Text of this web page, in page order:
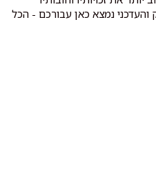
נמצא כאן עבורכם - הכל